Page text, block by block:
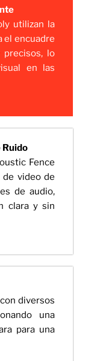
utilizan la
el encuadre
lo
en las
Ruido
Fence
de video de
de audio,
clara y sin
diversos
una
para una